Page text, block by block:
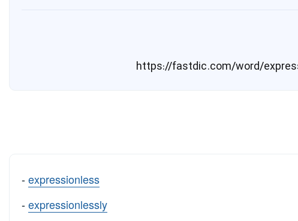
-expressionless
-expressionlessly